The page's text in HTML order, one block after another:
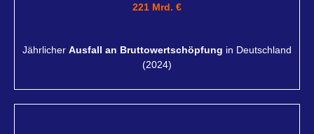
221 Mrd. €
Jährlicher Ausfall an Bruttowertschöpfung in Deutschland
(2024)